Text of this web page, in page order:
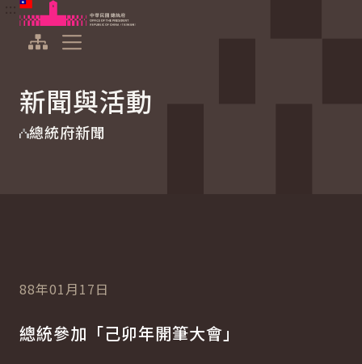
跳到主要內容
中華民國總統府
新聞與活動
總統府新聞
88年01月17日
總統參加「己卯年開筆大會」